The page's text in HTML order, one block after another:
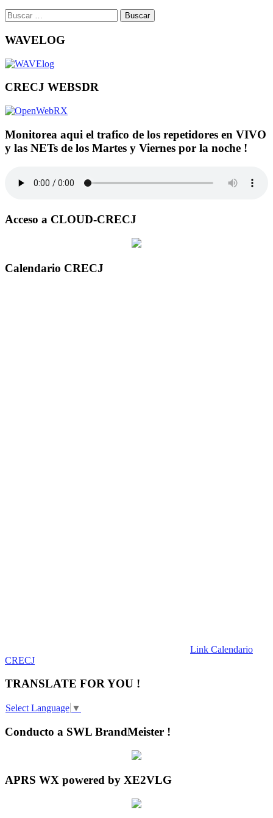
Buscar:
WAVELOG
CRECJ WEBSDR
Monitorea aqui el trafico de los repetidores en VIVO
y las NETs de los Martes y Viernes por la noche !
Acceso a CLOUD-CRECJ
Calendario CRECJ
Link Calendario
CRECJ
TRANSLATE FOR YOU !
Select Language ▼
Conducto a SWL BrandMeister !
APRS WX powered by XE2VLG